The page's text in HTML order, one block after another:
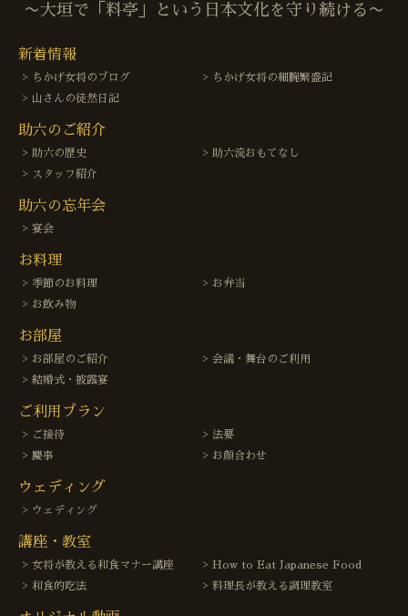
〜大垣で「料亭」という日本文化を守り続ける〜
新着情報
ちかげ女将のブログ
ちかげ女将の細腕繁盛記
山さんの徒然日記
助六のご紹介
助六の歴史
助六流おもてなし
スタッフ紹介
助六の忘年会
宴会
お料理
季節のお料理
お弁当
お飲み物
お部屋
お部屋のご紹介
会議・舞台のご利用
結婚式・披露宴
ご利用プラン
ご接待
法要
慶事
お顔合わせ
ウェディング
ウェディング
講座・教室
女将が教える和食マナー講座
How to Eat Japanese Food
和食的吃法
料理長が教える調理教室